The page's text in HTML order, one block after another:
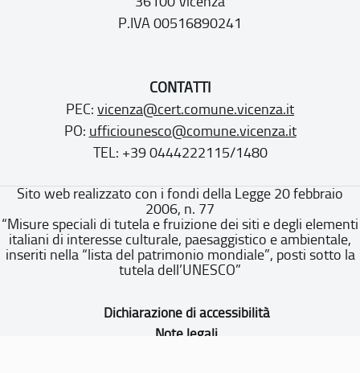
P.IVA 00516890241
CONTATTI
PEC: vicenza@cert.comune.vicenza.it
PO: ufficiounesco@comune.vicenza.it
TEL: +39 0444222115/1480
Sito web realizzato con i fondi della Legge 20 febbraio
2006, n. 77
“Misure speciali di tutela e fruizione dei siti e degli elementi
italiani di interesse culturale, paesaggistico e ambientale,
inseriti nella “lista del patrimonio mondiale”, posti sotto la
tutela dell’UNESCO”
Dichiarazione di accessibilità
Note legali